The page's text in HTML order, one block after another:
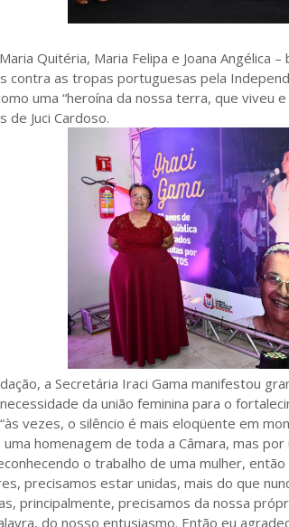
Quitéria, Maria Felipa e Joana Angélica
contra as tropas portuguesas pela
uma “heroína da nossa terra, que viveu
de Juci Cardoso.
a Secretária Iraci Gama manifestou
da união feminina para o
vezes, o silêncio é mais eloqüente em
homenagem de toda a Câmara, mas
o trabalho de uma mulher,
precisamos estar unidas, mais do que
principalmente, precisamos da nossa
do nosso entusiasmo. Então eu